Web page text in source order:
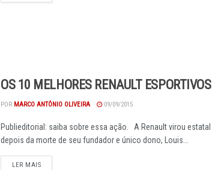
OS 10 MELHORES RENAULT ESPORTIVOS
POR MARCO ANTÔNIO OLIVEIRA 09/09/2015
Publieditorial: saiba sobre essa ação. A Renault virou estatal
depois da morte de seu fundador e único dono, Louis...
LER MAISDETAILS